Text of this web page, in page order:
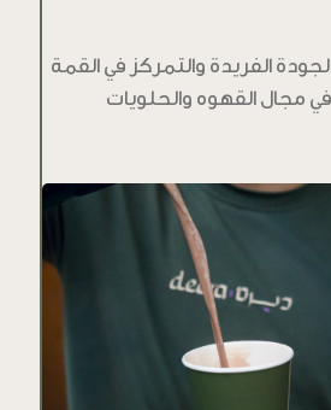
الفريدة والتمركز في القمة
مجال القهوه والحلويات